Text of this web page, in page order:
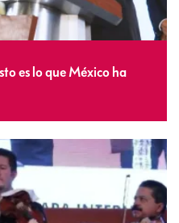
es lo que México ha